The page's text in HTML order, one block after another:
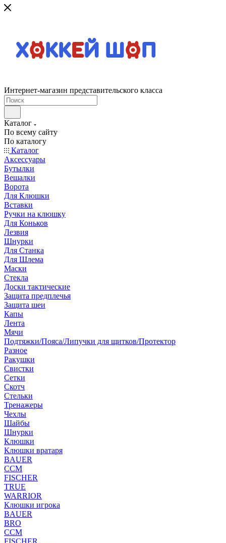
Интернет-магазин представительского класса
Каталог
По всему сайту
По каталогу
Каталог
Аксессуары
Бутылки
Вешалки
Ворота
Для Клюшки
Вставки
Ручки на клюшку
Для Коньков
Лезвия
Шнурки
Для Станка
Для Шлема
Маски
Стекла
Доски тактические
Защита предплечья
Защита шеи
Капы
Лента
Мячи
Подтяжки/Пояса/Липучки для щитков/Протектор
Разное
Ракушки
Свистки
Сетки
Скотч
Стельки
Тренажеры
Чехлы
Шайбы
Шнурки
Клюшки
Клюшки вратаря
BAUER
CCM
FISCHER
TRUE
WARRIOR
Клюшки игрока
BAUER
BRO
CCM
FISCHER